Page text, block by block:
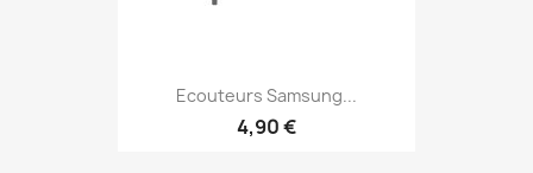
Ecouteurs Samsung...
4,90 €